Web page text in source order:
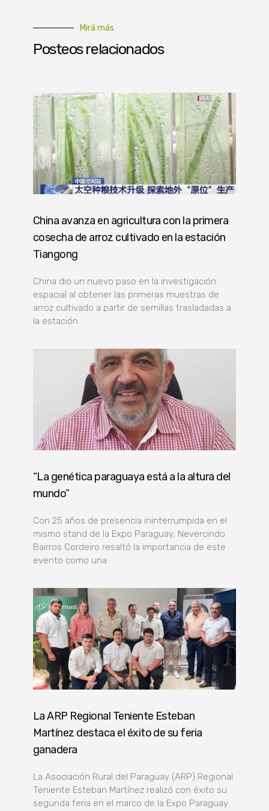
Mirá más
Posteos relacionados
China avanza en agricultura con la primera
cosecha de arroz cultivado en la estación
Tiangong
China dio un nuevo paso en la investigación
espacial al obtener las primeras muestras de
arroz cultivado a partir de semillas trasladadas a
la estación
“La genética paraguaya está a la altura del
mundo”
Con 25 años de presencia ininterrumpida en el
mismo stand de la Expo Paraguay, Nevercindo
Bairros Cordeiro resaltó la importancia de este
evento como una
La ARP Regional Teniente Esteban
Martínez destaca el éxito de su feria
ganadera
La Asociación Rural del Paraguay (ARP) Regional
Teniente Esteban Martínez realizó con éxito su
segunda feria en el marco de la Expo Paraguay